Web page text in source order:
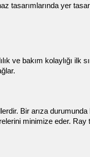
tasarımlarında yer
ve bakım kolaylığı ilk
Bir arıza
minimize eder.